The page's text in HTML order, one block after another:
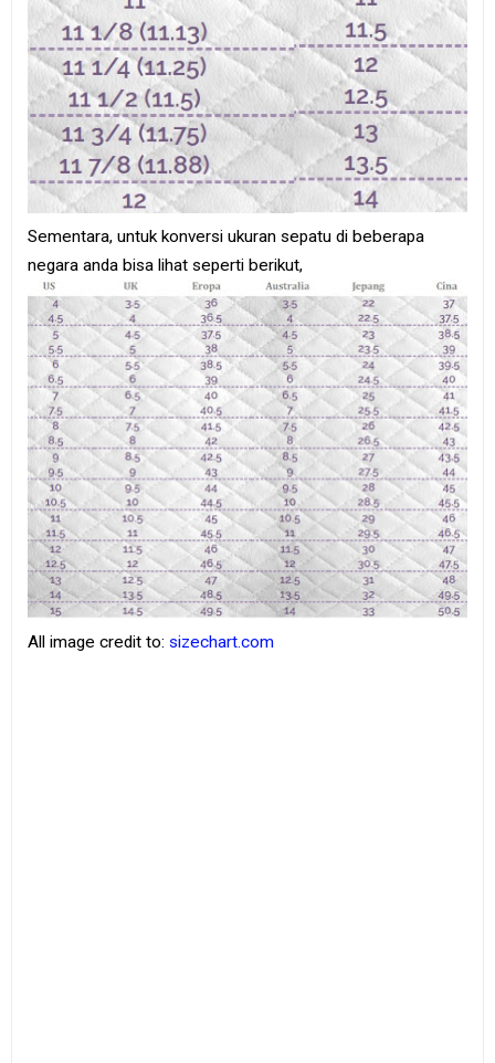
Sementara, untuk konversi ukuran sepatu di beberapa
negara anda bisa lihat seperti berikut,
All image credit to: sizechart.com